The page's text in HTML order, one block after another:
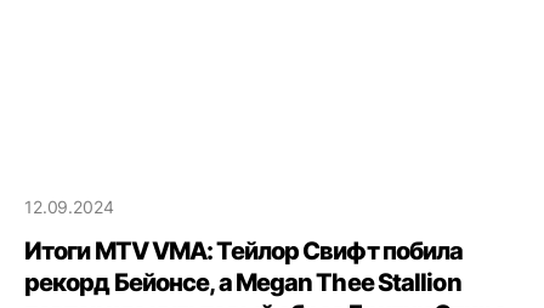
12.09.2024
Итоги MTV VMA: Тейлор Свифт побила
рекорд Бейонсе, а Megan Thee Stallion